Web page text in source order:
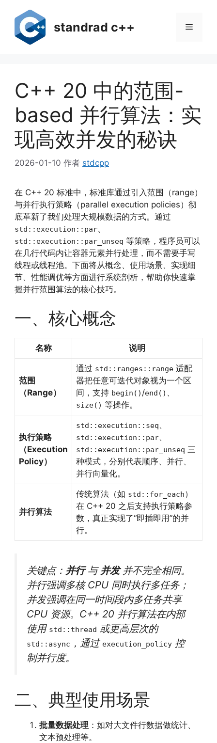
standrad c++ 菜
C++ 20 中的范围-
based 并行算法：实
现高效并发的秘诀
2026-01-10 作者 stdcpp
在 C++ 20 标准中，标准库通过引入范围（range）
与并行执行策略（parallel execution policies）彻
底革新了我们处理大规模数据的方式。通过
std::execution::par、
std::execution::par_unseq 等策略，程序员可以
在几行代码内让容器元素并行处理，而不需要手写
线程或线程池。下面将从概念、使用场景、实现细
节、性能调优等方面进行系统剖析，帮助你快速掌
握并行范围算法的核心技巧。
一、核心概念
名称 说明
范围
（Range）
通过 std::ranges::range 适配
器把任意可迭代对象视为一个区
间，支持 begin() /end() 、
size() 等操作。
执行策略
（Execution
Policy）
std::execution::seq、
std::execution::par、
std::execution::par_unseq 三
种模式，分别代表顺序、并行、
并行向量化。
并行算法
传统算法（如 std::for_each）
在 C++ 20 之后支持执行策略参
数，真正实现了“即插即用”的并
行。
关键点： 并行与 并发并不完全相同。
并行强调多核 CPU 同时执行多任务；
并发强调在同一时间段内多任务共享
CPU 资源。C++ 20 并行算法在内部
使用 std::thread 或更高层次的
std::async ，通过 execution_policy 控
制并行度。
二、典型使用场景
批量数据处理 ：如对大文件行数据做统计、
文本预处理等。